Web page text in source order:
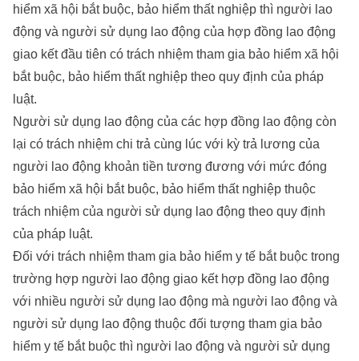
hiểm xã hội bắt buộc, bảo hiểm thất nghiệp thì người lao
động và người sử dụng lao động của hợp đồng lao động
giao kết đầu tiên có trách nhiệm tham gia bảo hiểm xã hội
bắt buộc, bảo hiểm thất nghiệp theo quy định của pháp
luật.
Người sử dụng lao động của các hợp đồng lao động còn
lại có trách nhiệm chi trả cùng lúc với kỳ trả lương của
người lao động khoản tiền tương đương với mức đóng
bảo hiểm xã hội bắt buộc, bảo hiểm thất nghiệp thuộc
trách nhiệm của người sử dụng lao động theo quy định
của pháp luật.
Đối với trách nhiệm tham gia bảo hiểm y tế bắt buộc trong
trường hợp người lao động giao kết hợp đồng lao động
với nhiều người sử dụng lao động mà người lao động và
người sử dụng lao động thuộc đối tượng tham gia bảo
hiểm y tế bắt buộc thì người lao động và người sử dụng